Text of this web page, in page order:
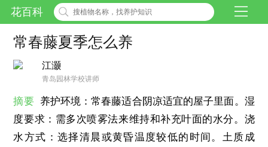
花百科
常春藤夏季怎么养
江灏
青岛园林学校讲师
摘要 养护环境：常春藤适合阴凉适宜的屋子里面。湿
度要求：需多次喷雾法来维持和补充叶面的水分。浇
水方式：选择清晨或黄昏温度较低的时间。土质成